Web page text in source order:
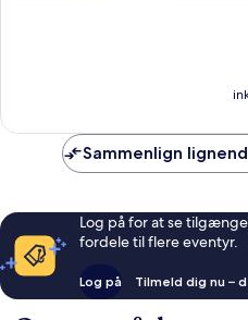
Sammenlign
Log på for at se
fordele til flere eventyr.
Log på Tilmeld dig nu –